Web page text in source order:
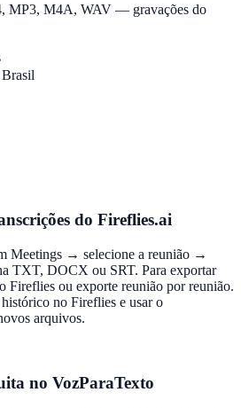
MP3, M4A, WAV — gravações do
do Fireflies.ai
Meetings → selecione a reunião →
TXT, DOCX ou SRT. Para exportar
Fireflies ou exporte reunião por reunião.
no Fireflies e usar o
arquivos.
no VozParaTexto